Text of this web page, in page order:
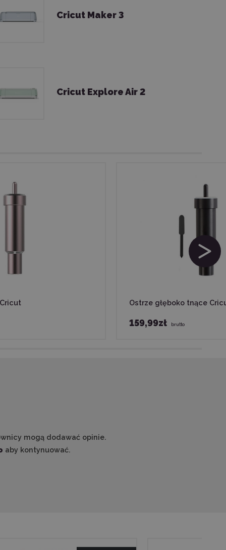
Cricut Maker 3
Cricut Explore Air 2
Ostrze głęboko tnące
159,99zł brutto
mogą dodawać opinie.
aby kontynuować.